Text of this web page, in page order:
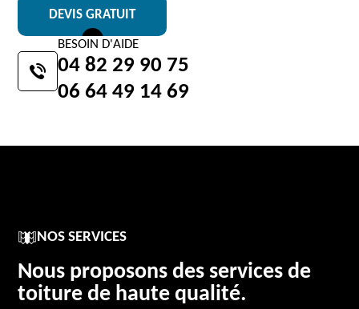
DEVIS GRATUIT
BESOIN D'AIDE
04 82 29 90 75
06 64 49 14 69
NOS SERVICES
Nous proposons des services de
toiture de haute qualité.